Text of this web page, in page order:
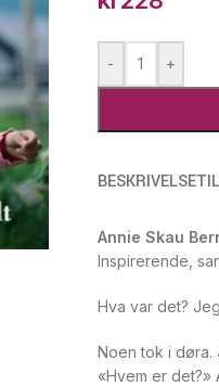
- +
BESKRIVELSE
Annie Skau
Inspirerende,
Hva var det?
Noen tok i døra.
«Hvem er det?»